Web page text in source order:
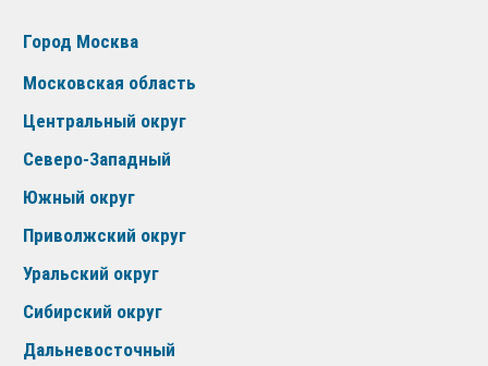
Город Москва
Московская область
Центральный округ
Северо-Западный
Южный округ
Приволжский округ
Уральский округ
Сибирский округ
Дальневосточный